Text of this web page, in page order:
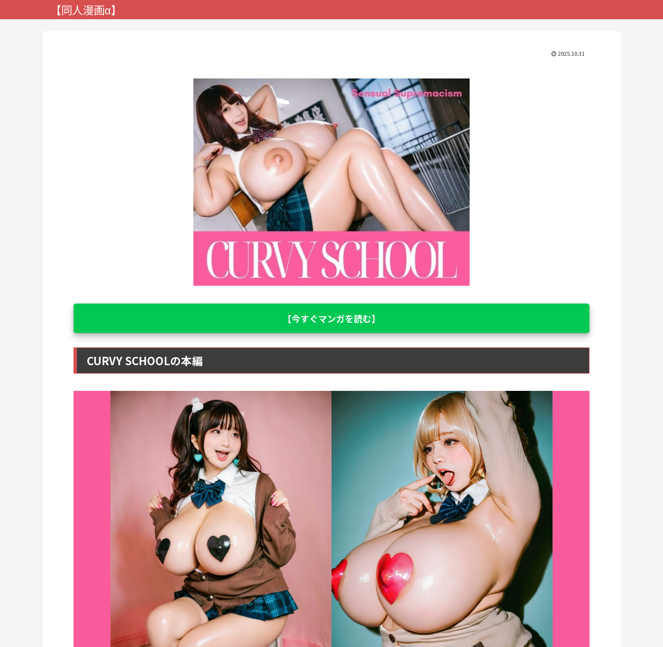
【同人漫画α】
2025.10.31
【今すぐマンガを読む】
CURVY SCHOOLの本編